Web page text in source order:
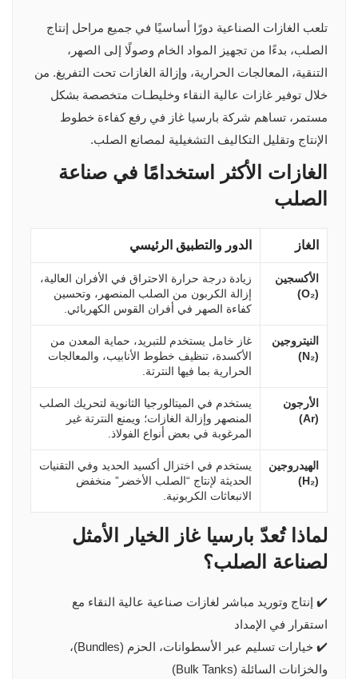
تلعب الغازات الصناعية دورًا أساسيًا في جميع مراحل إنتاج
الصلب، بدءًا من تجهيز المواد الخام وصولًا إلى الصهر،
التنقية، المعالجات الحرارية، وإزالة الغازات تحت التفريغ. من
خلال توفير غازات عالية النقاء وخليطـات متخصصة بشكل
مستمر، تساهم شركة بارسيا غاز في رفع كفاءة خطوط
الإنتاج وتقليل التكاليف التشغيلية لمصانع الصلب.
الغازات الأكثر استخدامًا في صناعة
الصلب
الغاز الدور والتطبيق الرئيسي
الأكسجين
(O₂)
زيادة درجة حرارة الاحتراق في الأفران العالية،
إزالة الكربون من الصلب المنصهر، وتحسين
كفاءة الصهر في أفران القوس الكهربائي.
النيتروجين
(N₂)
غاز خامل يستخدم للتبريد، حماية المعدن من
الأكسدة، تنظيف خطوط الأنابيب، والمعالجات
الحرارية بما فيها النترتة.
الأرجون
(Ar)
يستخدم في الميتالورجيا الثانوية لتحريك الصلب
المنصهر وإزالة الغازات؛ ويمنع النترتة غير
المرغوبة في بعض أنواع الفولاذ.
الهيدروجين
(H₂)
يستخدم في اختزال أكسيد الحديد وفي التقنيات
الحديثة لإنتاج “الصلب الأخضر” منخفض
الانبعاثات الكربونية.
لماذا تُعدّ بارسيا غاز الخيار الأمثل
لصناعة الصلب؟
✔️ إنتاج وتوريد مباشر لغازات صناعية عالية النقاء مع
استقرار في الإمداد
✔️ خيارات تسليم عبر الأسطوانات، الحزم (Bundles)،
والخزانات السائلة (Bulk Tanks)